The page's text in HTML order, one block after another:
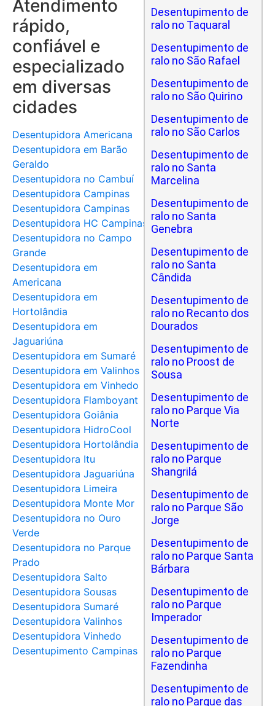
Atendimento
rápido,
confiável e
especializado
em diversas
cidades
Desentupidora Americana
Desentupidora em Barão
Geraldo
Desentupidora no Cambuí
Desentupidora Campinas
Desentupidora Campinas
Desentupidora HC Campinas
Desentupidora no Campo
Grande
Desentupidora em
Americana
Desentupidora em
Hortolândia
Desentupidora em
Jaguariúna
Desentupidora em Sumaré
Desentupidora em Valinhos
Desentupidora em Vinhedo
Desentupidora Flamboyant
Desentupidora Goiânia
Desentupidora HidroCool
Desentupidora Hortolândia
Desentupidora Itu
Desentupidora Jaguariúna
Desentupidora Limeira
Desentupidora Monte Mor
Desentupidora no Ouro
Verde
Desentupidora no Parque
Prado
Desentupidora Salto
Desentupidora Sousas
Desentupidora Sumaré
Desentupidora Valinhos
Desentupidora Vinhedo
Desentupimento Campinas
Desentupimento de
ralo no Taquaral
Desentupimento de
ralo no São Rafael
Desentupimento de
ralo no São Quirino
Desentupimento de
ralo no São Carlos
Desentupimento de
ralo no Santa
Marcelina
Desentupimento de
ralo no Santa
Genebra
Desentupimento de
ralo no Santa
Cândida
Desentupimento de
ralo no Recanto dos
Dourados
Desentupimento de
ralo no Proost de
Sousa
Desentupimento de
ralo no Parque Via
Norte
Desentupimento de
ralo no Parque
Shangrilá
Desentupimento de
ralo no Parque São
Jorge
Desentupimento de
ralo no Parque Santa
Bárbara
Desentupimento de
ralo no Parque
Imperador
Desentupimento de
ralo no Parque
Fazendinha
Desentupimento de
ralo no Parque das